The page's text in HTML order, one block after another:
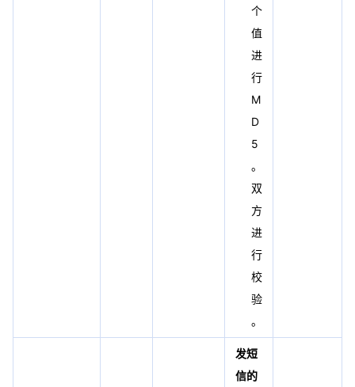
个
值
进
行
M
D
5
。
双
方
进
行
校
验
。
发短
信的